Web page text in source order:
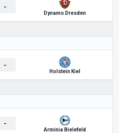
-
Dynamo Dresden
-
Holstein Kiel
-
Arminia Bielefeld